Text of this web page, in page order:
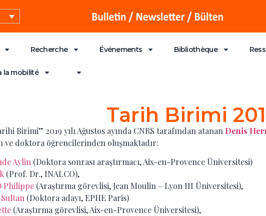
Recherche Événements Bibliothèque
la mobilité
Tarih Birimi
Birimi” 2019 yılı Ağustos ayında CNRS tarafından atanan Denis
ve doktora öğrencilerinden oluşmaktadır:
Aylin (Doktora sonrası araştırmacı, Aix-en-Provence Üniversitesi)
(Prof. Dr., INALCO),
Philippe (Araştırma görevlisi, Jean Moulin – Lyon III Üniversitesi),
Sultan (Doktora adayı, EPHE Paris)
(Araştırma görevlisi, Aix-en-Provence Üniversitesi),